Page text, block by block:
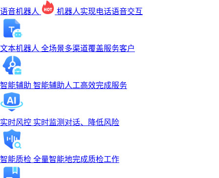
语音机器人 机器人实现电话语音交互
文本机器人 全场景多渠道覆盖服务客户
智能辅助 智能辅助人工高效完成服务
实时风控 实时监测对话、降低风险
智能质检 全量智能地完成质检工作